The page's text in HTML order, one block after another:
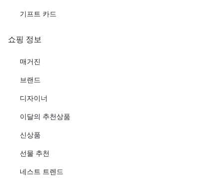
기프트 카드
쇼핑 정보
매거진
브랜드
디자이너
이달의 추천상품
신상품
선물 추천
네스트 트렌드